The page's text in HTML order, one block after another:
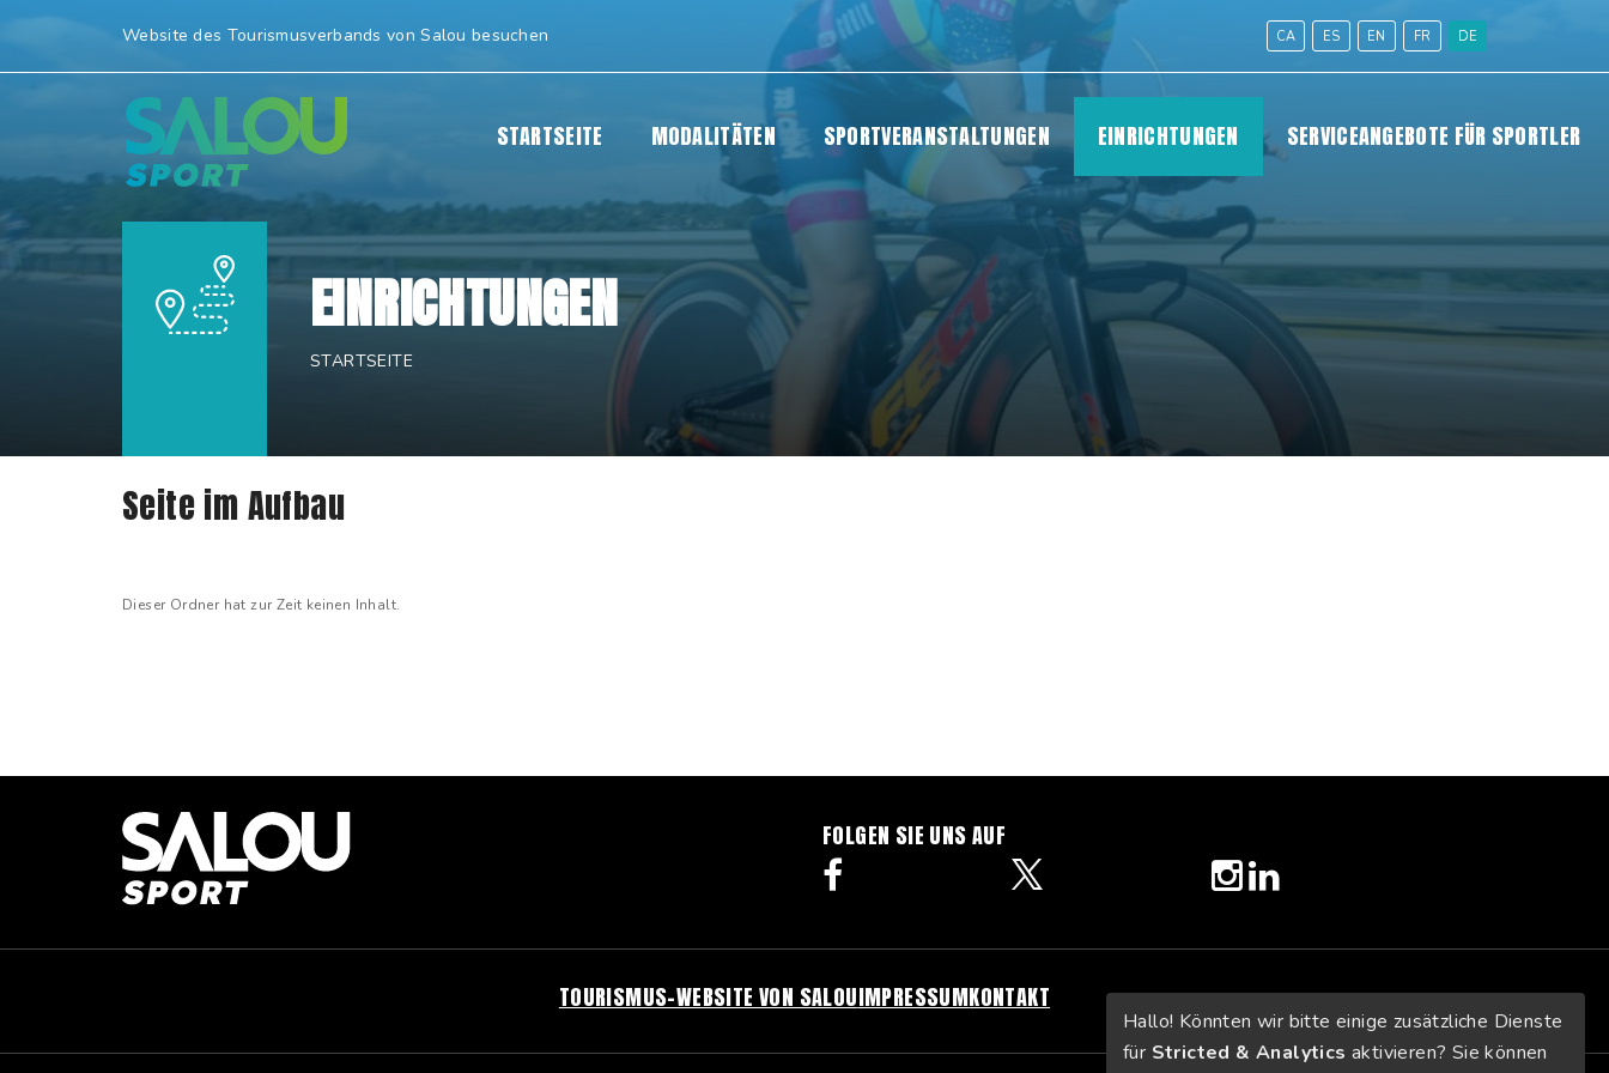
Website des Tourismusverbands von Salou besuchen CA ES EN FR DE
STARTSEITE MODALITÄTEN SPORTVERANSTALTUNGEN EINRICHTUNGEN SERVICEANGEBOTE FÜR SPORTLER
EINRICHTUNGEN
STARTSEITE
Seite im Aufbau
Dieser Ordner hat zur Zeit keinen Inhalt.
FOLGEN SIE UNS AUF
twitterinstagram
linkedin
TOURISMUS-WEBSITE VON SALOUIMPRESSUMKONTAKT
Hallo! Könnten wir bitte einige zusätzliche Dienste
für Stricted & Analytics aktivieren? Sie können